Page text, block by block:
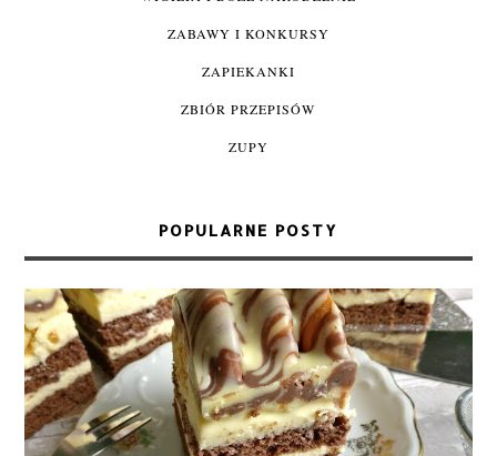
ZABAWY I KONKURSY
ZAPIEKANKI
ZBIÓR PRZEPISÓW
ZUPY
POPULARNE POSTY